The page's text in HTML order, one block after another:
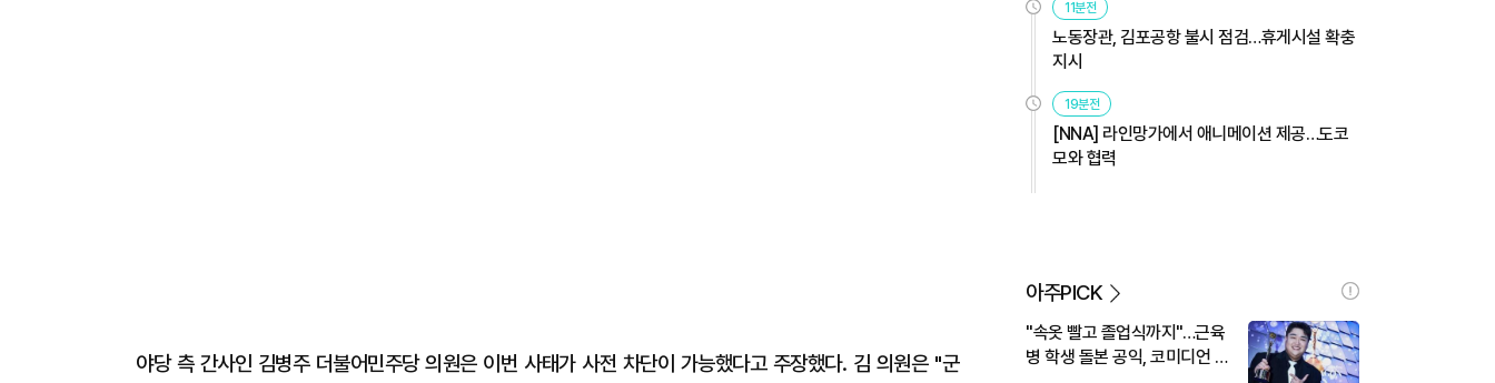
야당 측 간사인 김병주 더불어민주당 의원은 이번 사태가 사전 차단이 가능했다고 주장했다. 김 의원은 "군
11분전
노동장관, 김포공항 불시 점검…휴게시설 확충
지시
19분전
[NNA] 라인망가에서 애니메이션 제공…도코
모와 협력
아주PICK
"속옷 빨고 졸업식까지"…근육
병 학생 돌본 공익, 코미디언 김